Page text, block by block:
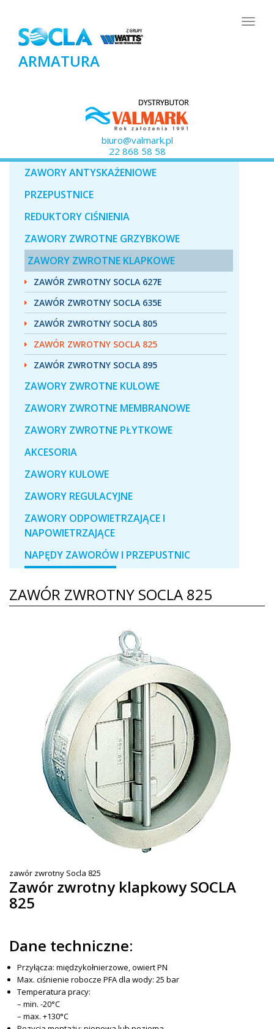
ARMATURA
biuro@valmark.pl
22 868 58 58
ZAWORY ANTYSKAŻENIOWE
PRZEPUSTNICE
REDUKTORY CIŚNIENIA
ZAWORY ZWROTNE GRZYBKOWE
ZAWORY ZWROTNE KLAPKOWE
ZAWÓR ZWROTNY SOCLA 627E
ZAWÓR ZWROTNY SOCLA 635E
ZAWÓR ZWROTNY SOCLA 805
ZAWÓR ZWROTNY SOCLA 825
ZAWÓR ZWROTNY SOCLA 895
ZAWORY ZWROTNE KULOWE
ZAWORY ZWROTNE MEMBRANOWE
ZAWORY ZWROTNE PŁYTKOWE
AKCESORIA
ZAWORY KULOWE
ZAWORY REGULACYJNE
ZAWORY ODPOWIETRZAJĄCE I
NAPOWIETRZAJĄCE
NAPĘDY ZAWORÓW I PRZEPUSTNIC
ZAWÓR ZWROTNY SOCLA 825
zawór zwrotny Socla 825
Zawór zwrotny klapkowy SOCLA
825
Dane techniczne:
Przyłącza: międzykołnierzowe, owiert PN
Max. ciśnienie robocze PFA dla wody: 25 bar
Temperatura pracy:
– min. -20°C
– max. +130°C